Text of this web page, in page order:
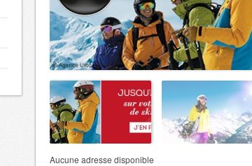
Aucune adresse disponible